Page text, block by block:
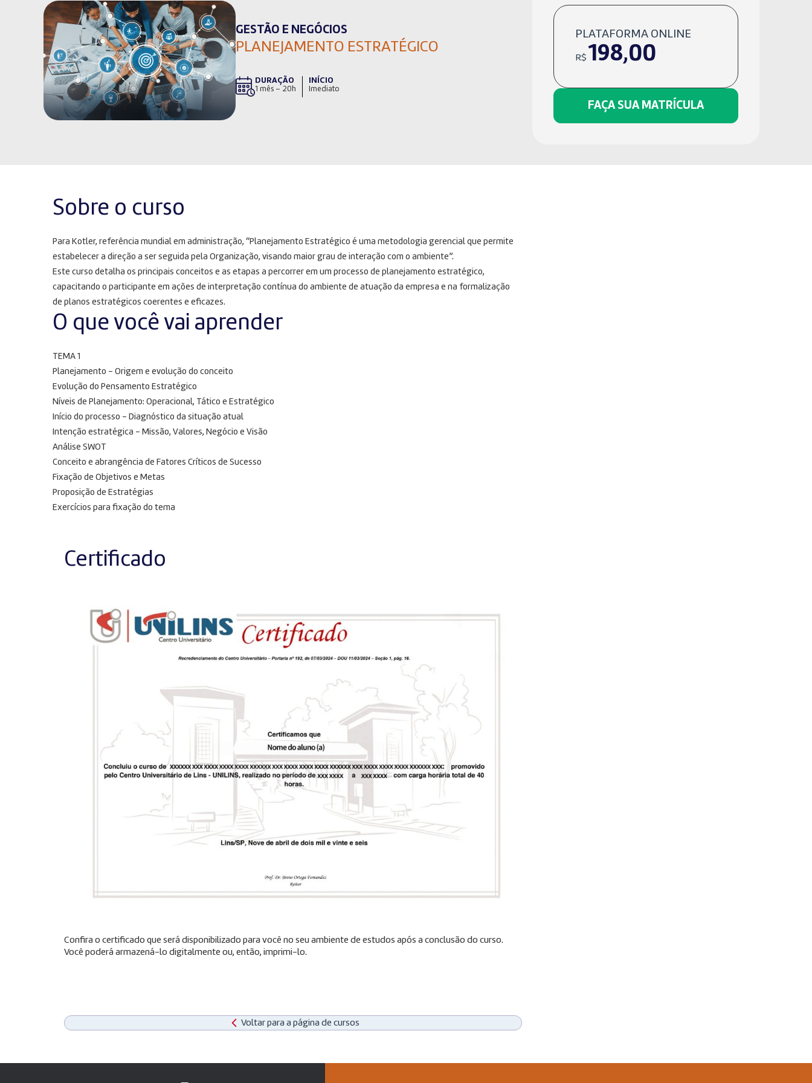
GESTÃO E NEGÓCIOS
PLANEJAMENTO ESTRATÉGICO
DURAÇÃO
1 mês – 20h
INÍCIO
Imediato
Sobre o curso
Para Kotler, referência mundial em administração, “Planejamento Estratégico é uma metodologia gerencial que permite
estabelecer a direção a ser seguida pela Organização, visando maior grau de interação com o ambiente”.
Este curso detalha os principais conceitos e as etapas a percorrer em um processo de planejamento estratégico,
capacitando o participante em ações de interpretação contínua do ambiente de atuação da empresa e na formalização
de planos estratégicos coerentes e eficazes.
O que você vai aprender
TEMA 1
Planejamento – Origem e evolução do conceito
Evolução do Pensamento Estratégico
Níveis de Planejamento: Operacional, Tático e Estratégico
Início do processo – Diagnóstico da situação atual
Intenção estratégica – Missão, Valores, Negócio e Visão
Análise SWOT
Conceito e abrangência de Fatores Críticos de Sucesso
Fixação de Objetivos e Metas
Proposição de Estratégias
Exercícios para fixação do tema
PLATAFORMA ONLINE
R$ 198,00
FAÇA SUA MATRÍCULA
Certificado
Confira o certificado que será disponibilizado para você no seu ambiente de estudos após a conclusão do curso.
Você poderá armazená-lo digitalmente ou, então, imprimi-lo.
Voltar para a página de cursos